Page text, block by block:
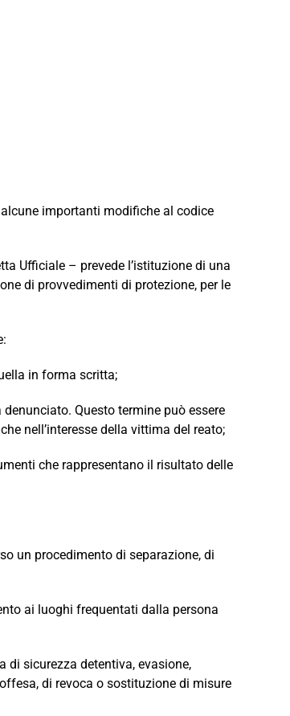
importanti modifiche al codice
Ufficiale – prevede l’istituzione di una
di provvedimenti di protezione, per le
in forma scritta;
Questo termine può essere
nell’interesse della vittima del reato;
che rappresentano il risultato delle
un procedimento di separazione, di
ai luoghi frequentati dalla persona
di sicurezza detentiva, evasione,
di revoca o sostituzione di misure